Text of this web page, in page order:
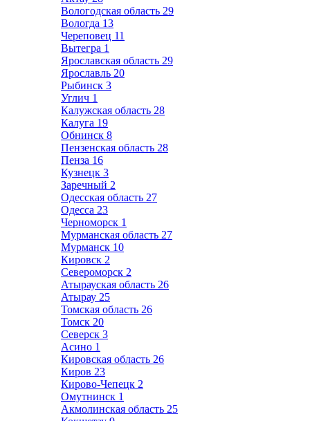
Вологодская область 29
Вологда 13
Череповец 11
Вытегра 1
Ярославская область 29
Ярославль 20
Рыбинск 3
Углич 1
Калужская область 28
Калуга 19
Обнинск 8
Пензенская область 28
Пенза 16
Кузнецк 3
Заречный 2
Одесская область 27
Одесса 23
Черноморск 1
Мурманская область 27
Мурманск 10
Кировск 2
Североморск 2
Атырауская область 26
Атырау 25
Томская область 26
Томск 20
Северск 3
Асино 1
Кировская область 26
Киров 23
Кирово-Чепецк 2
Омутнинск 1
Акмолинская область 25